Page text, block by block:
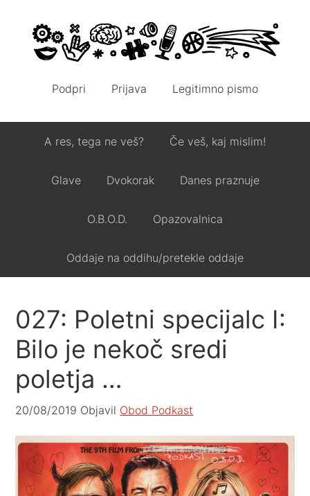
Podpri Prijava Legitimno pismo
A res, tega ne veš? Če veš, kaj mislim!
Glave Dvokorak Danes praznuje
O.B.O.D. Opazovalnica
Oddaje na oddihu/pretekle oddaje
027: Poletni specijalc I:
Bilo je nekoč sredi
poletja …
20/08/2019 Objavil Obod Podkast